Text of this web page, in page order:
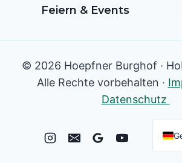
Feiern & Events
© 2026 Hoepfner Burghof ·
Alle Rechte vorbehalten ·
Datenschutz